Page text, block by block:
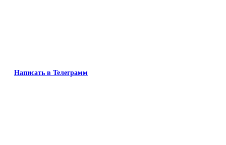
Написать в Телеграмм